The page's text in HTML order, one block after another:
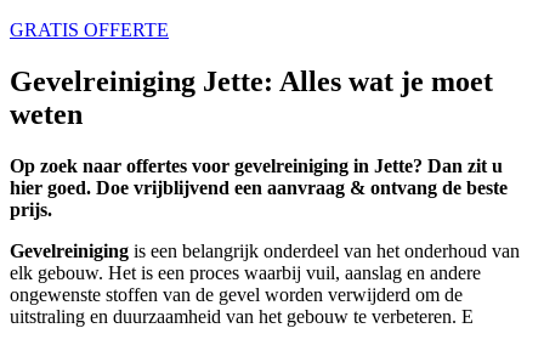
GRATIS OFFERTE
Gevelreiniging Jette: Alles wat je moet
weten
Op zoek naar offertes voor gevelreiniging in Jette? Dan zit u
hier goed. Doe vrijblijvend een aanvraag & ontvang de beste
prijs.
Gevelreiniging is een belangrijk onderdeel van het onderhoud van
elk gebouw. Het is een proces waarbij vuil, aanslag en andere
ongewenste stoffen van de gevel worden verwijderd om de
uitstraling en duurzaamheid van het gebouw te verbeteren. E